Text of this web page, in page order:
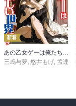
新着
あの乙女ゲーは俺たちに厳しい世界です 6
三嶋与夢, 悠井もげ, 孟達